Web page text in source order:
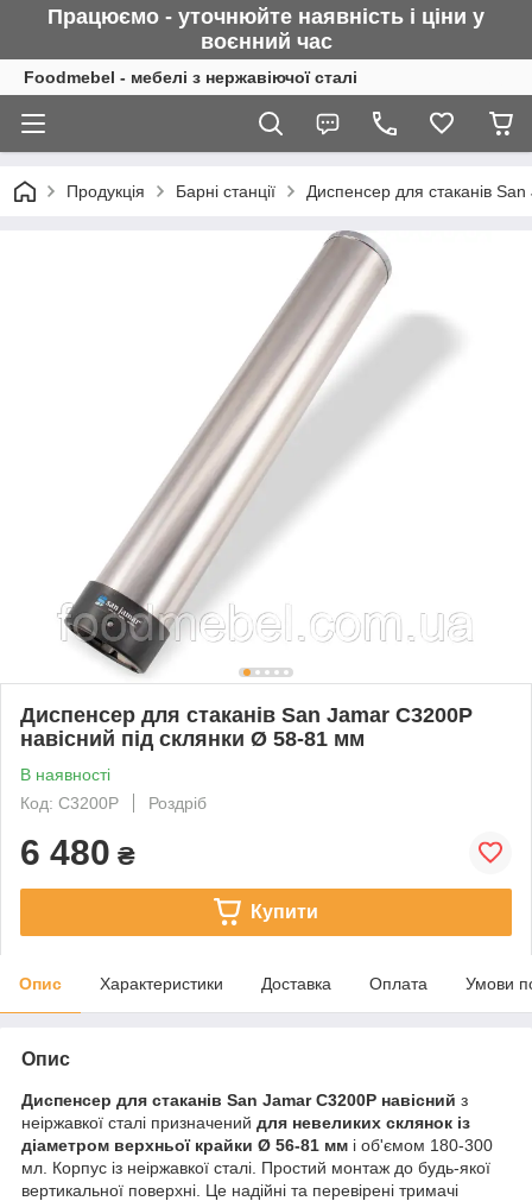
Працюємо - уточнюйте наявність і ціни у
воєнний час
Foodmebel - мебелі з нержавіючої сталі
Продукція Барні станції Диспенсер для стаканів
Диспенсер для стаканів San Jamar C3200P
навісний під склянки Ø 58-81 мм
В наявності
Код: C3200P
Роздріб
6 480 ₴
Купити
Опис Характеристики Доставка Оплата Умови
Опис
Диспенсер для стаканів San Jamar C3200P навісний з
неіржавкої сталі призначений для невеликих склянок із
діаметром верхньої крайки Ø 56-81 мм і об'ємом 180-300
мл. Корпус із неіржавкої сталі. Простий монтаж до будь-якої
вертикальної поверхні. Це надійні та перевірені тримачі